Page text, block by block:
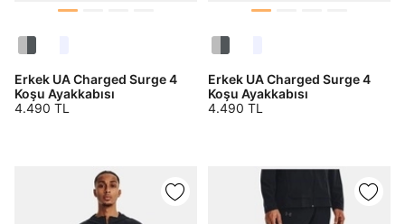
Erkek UA Charged Surge 4
Koşu Ayakkabısı
4.490 TL
Erkek UA Charged Surge 4
Koşu Ayakkabısı
4.490 TL